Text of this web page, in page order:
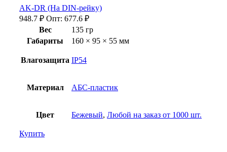
AK-DR (На DIN-рейку)
948.7 ₽ Опт: 677.6 ₽
Вес
135 гр
Габариты
160 × 95 × 55 мм
Влагозащита IP54
Материал АБС-пластик
Цвет Бежевый, Любой на заказ от 1000 шт.
Купить